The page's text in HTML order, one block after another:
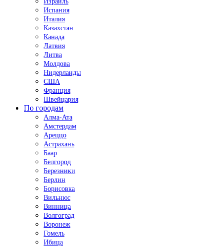
Испания
Италия
Казахстан
Канада
Латвия
Литва
Молдова
Нидерланды
США
Франция
Швейцария
По городам
Алма-Ата
Амстердам
Ареццо
Астрахань
Баар
Белгород
Березники
Берлин
Борисовка
Вильнюс
Винница
Волгоград
Воронеж
Гомель
Ибица